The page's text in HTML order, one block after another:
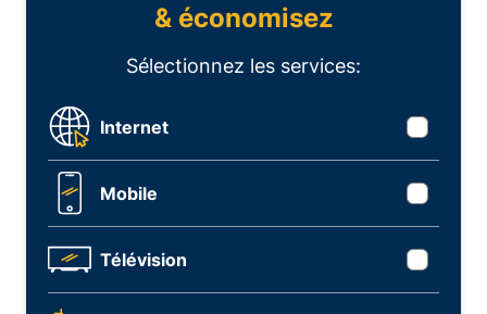
& économisez
Sélectionnez les services:
Internet
Mobile
Télévision